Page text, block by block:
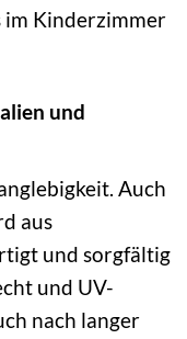
im Kinderzimmer
und
Auch
aus
und sorgfältig
und UV-
nach langer